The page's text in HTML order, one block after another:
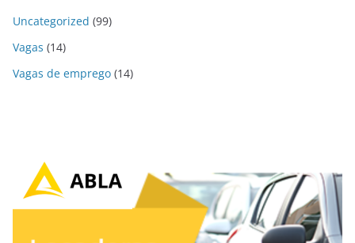
Uncategorized (99)
Vagas (14)
Vagas de emprego (14)